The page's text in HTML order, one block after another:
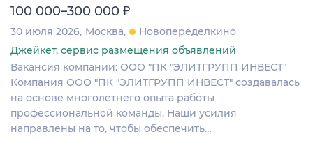
100 000–300 000 ₽
30 июля 2026 Москва
Новопеределкино
Джейкет, сервис размещения объявлений
Вакансия компании: ООО "ПК "ЭЛИТГРУПП ИНВЕСТ"
Компания ООО "ПК "ЭЛИТГРУПП ИНВЕСТ" создавалась
на основе многолетнего опыта работы
профессиональной команды. Наши усилия
направлены на то, чтобы обеспечить…